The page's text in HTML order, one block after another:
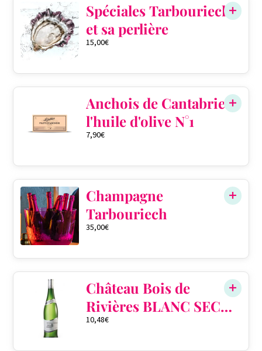
Spéciales Tarbouriech
et sa perlière
15,00€
Anchois de Cantabrie à
l'huile d'olive N°1
7,90€
Champagne
Tarbouriech
35,00€
Château Bois de
Rivières BLANC SEC
PERLÉ AOP
10,48€